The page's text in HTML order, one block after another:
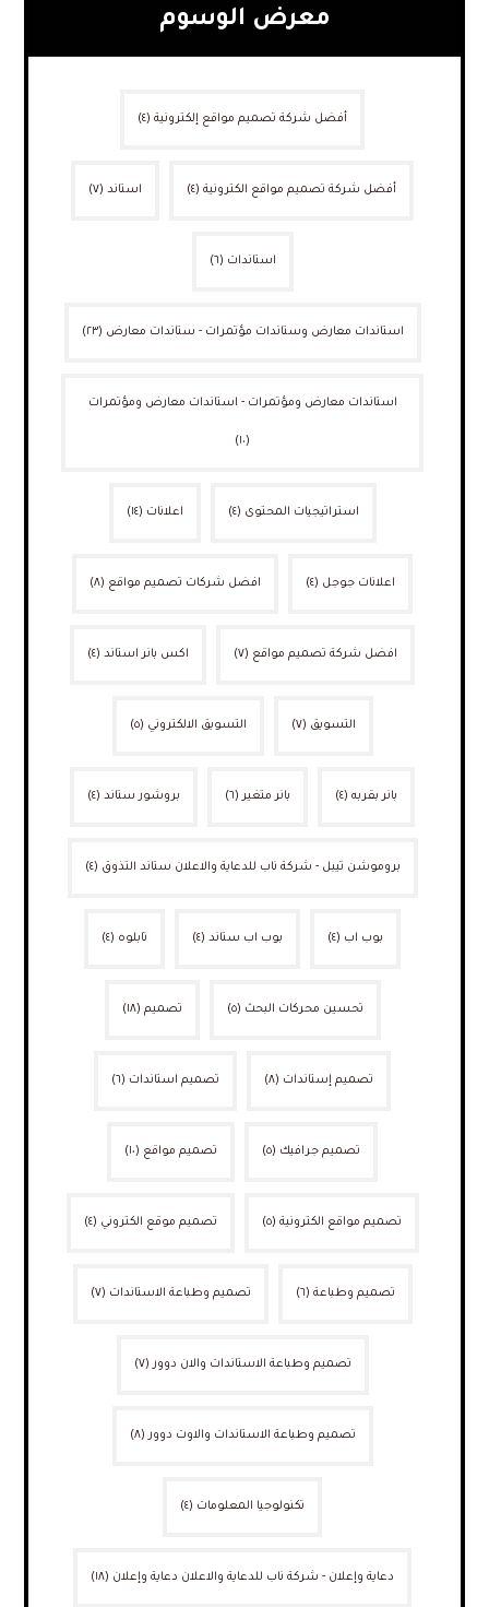
معرض الوسوم
أفضل شركة تصميم مواقع إلكترونية (٤)
أفضل شركة تصميم مواقع الكترونية (٤) استاند (٧)
استاندات (٦)
استاندات معارض وستاندات مؤتمرات - ستاندات معارض (٢٣)
استاندات معارض ومؤتمرات - استاندات معارض ومؤتمرات
(١٠)
استراتيجيات المحتوى (٤) اعلانات (١٤)
اعلانات جوجل (٤) افضل شركات تصميم مواقع (٨)
افضل شركة تصميم مواقع (٧) اكس بانر استاند (٤)
التسويق (٧) التسويق الالكتروني (٥)
بانر بقربه (٤) بانر متغير (٦) بروشور ستاند (٤)
بروموشن تيبل - شركة ناب للدعاية والاعلان ستاند التذوق (٤)
بوب اب (٤) بوب اب ستاند (٤) تابلوه (٤)
تحسين محركات البحث (٥) تصميم (١٨)
تصميم إستاندات (٨) تصميم استاندات (٦)
تصميم جرافيك (٥) تصميم مواقع (١٠)
تصميم مواقع الكترونية (٥) تصميم موقع الكتروني (٤)
تصميم وطباعة (٦) تصميم وطباعة الاستاندات (٧)
تصميم وطباعة الاستاندات والان دوور (٧)
تصميم وطباعة الاستاندات والاوت دوور (٨)
تكنولوجيا المعلومات (٤)
دعاية وإعلان - شركة ناب للدعاية والاعلان دعاية وإعلان (١٨)